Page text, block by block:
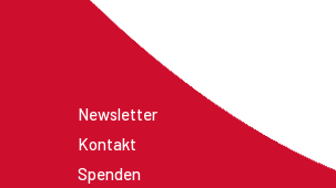
Newsletter
Kontakt
Spenden